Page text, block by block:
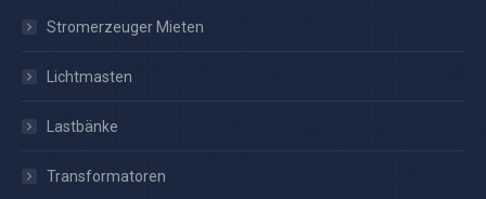
Stromerzeuger Mieten
Lichtmasten
Lastbänke
Transformatoren